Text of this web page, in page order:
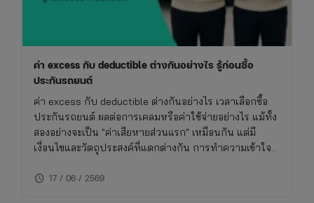
ค่า excess กับ deductible ต่างกันอย่างไร รู้ก่อนซื้อ
ประกันรถยนต์
ค่า excess กับ deductible ต่างกันอย่างไร เวลาเลือกซื้อ
ประกันรถยนต์ ผลต่อการเคลมหรือค่าใช้จ่ายอย่างไร แม้ทั้ง
สองอย่างจะเป็น "ค่าเสียหายส่วนแรก" เหมือนกัน แต่มี
เงื่อนไขและวัตถุประสงค์ที่แตกต่างกัน การทำความเข้าใจ
ไม่พลาดย้อนหลัง
schedule 17 / 06 / 2569